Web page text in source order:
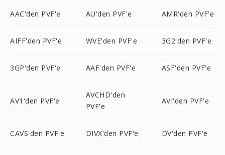
AAC'den PVF'e AU'den PVF'e AMR'den PVF'e
AIFF'den PVF'e WVE'den PVF'e 3G2'den PVF'e
3GP'den PVF'e AAF'den PVF'e ASF'den PVF'e
AV1'den PVF'e
AVCHD'den
PVF'e
AVI'den PVF'e
CAVS'den PVF'e DIVX'den PVF'e DV'den PVF'e